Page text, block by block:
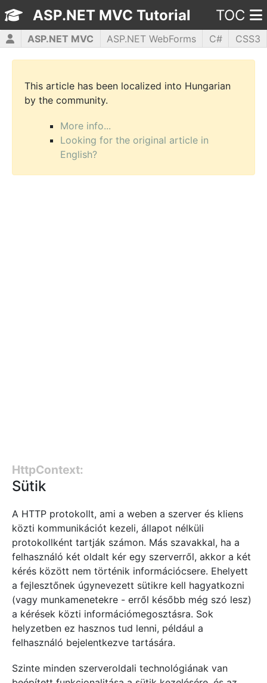
ASP.NET MVC Tutorial TOC
ASP.NET MVC ASP.NET WebForms C#
CSS3
HTML5
JavaScript jQuery PHP5 WPF
This article has been localized into Hungarian
by the community.
More info...
Looking for the original article in
English?
HttpContext:
Sütik
A HTTP protokollt, ami a weben a szerver és kliens
közti kommunikációt kezeli, állapot nélküli
protokollként tartják számon. Más szavakkal, ha a
felhasználó két oldalt kér egy szerverről, akkor a két
kérés között nem történik információcsere. Ehelyett
a fejlesztőnek úgynevezett sütikre kell hagyatkozni
(vagy munkamenetekre - erről később még szó lesz)
a kérések közti információmegosztásra. Sok
helyzetben ez hasznos tud lenni, például a
felhasználó bejelentkezve tartására.
Szinte minden szerveroldali technológiának van